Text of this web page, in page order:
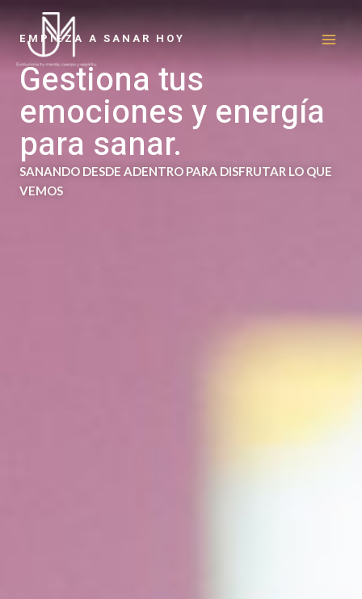
content
EMPIEZA A SANAR HOY
Gestiona tus
emociones y energía
para sanar.
SANANDO DESDE ADENTRO PARA DISFRUTAR LO QUE
VEMOS